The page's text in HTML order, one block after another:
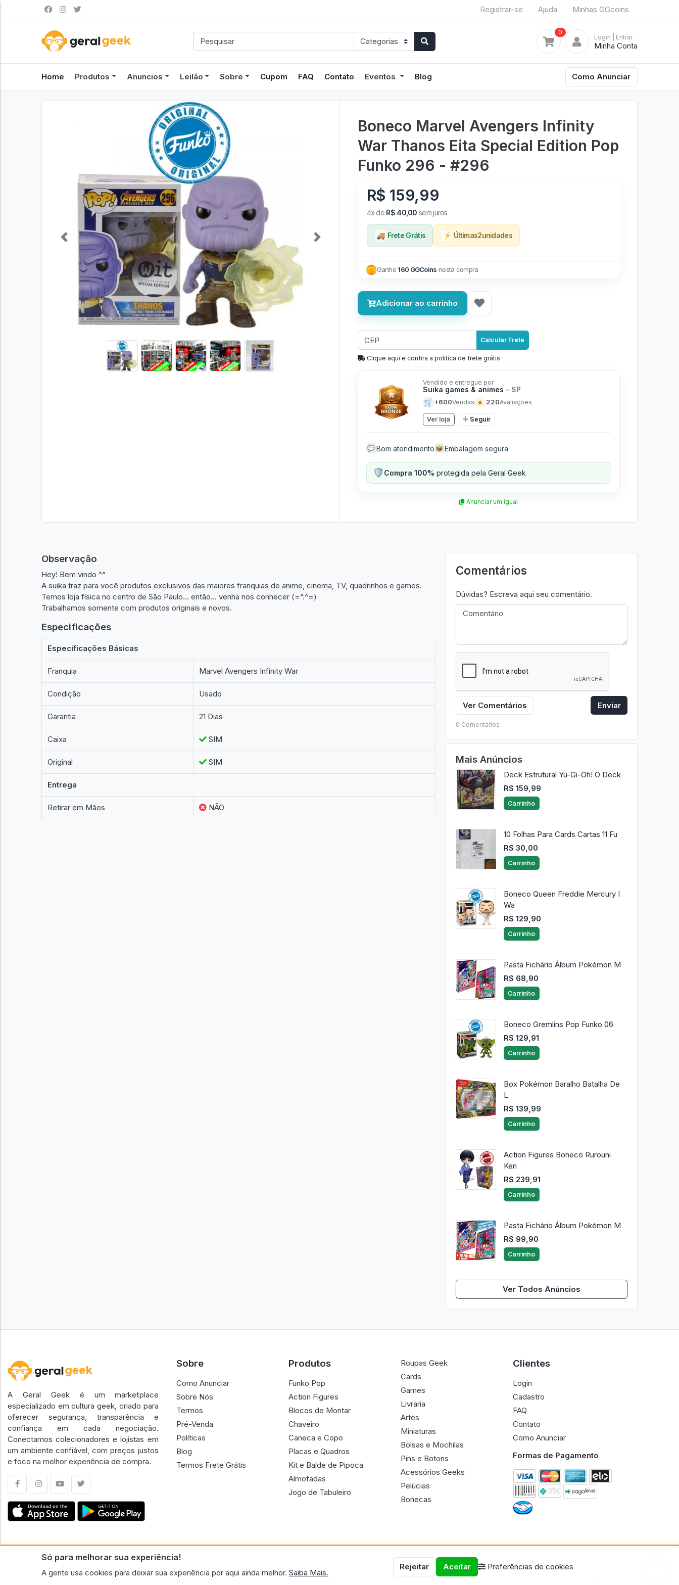
Registrar-se Ajuda Minhas GGcoins
0
Login | Entrar
Minha Conta
Home Produtos Anuncios Leilão Sobre Cupom FAQ Contato Eventos Blog Como Anunciar
Previous Next
Boneco Marvel Avengers Infinity
War Thanos Eita Special Edition Pop
Funko 296 - #296
R$ 159,99
4x de R$ 40,00 sem juros
🚚 Frete Grátis ⚡ Últimas2unidades
Ganhe160 GGCoins nesta compra
Adicionar ao carrinho
Calcular Frete
Clique aqui e confira a politíca de frete grátis
Vendido e entregue por
Suika games & animes - SP
🛒 +600Vendas ★ 220Avaliações
Ver loja Seguir
💬 Bom atendimento 📦 Embalagem segura
🛡️Compra 100% protegida pela Geral Geek
Anunciar um igual
Observação
Hey! Bem vindo ^^
A suika traz para você produtos exclusivos das maiores franquias de anime, cinema, TV, quadrinhos e games.
Temos loja física no centro de São Paulo... então... venha nos conhecer (=^.^=)
Trabalhamos somente com produtos originais e novos.
Especificações
Especificações Básicas
Franquia Marvel Avengers Infinity War
Condição Usado
Garantia 21 Dias
Caixa SIM
Original SIM
Entrega
Retirar em Mãos NÃO
Comentários
Dúvidas? Escreva aqui seu comentário.
Ver Comentários Enviar
0 Comentários
Mais Anúncios
Deck Estrutural Yu-Gi-Oh! O Deck
R$ 159,99
Carrinho
10 Folhas Para Cards Cartas 11 Fu
R$ 30,00
Carrinho
Boneco Queen Freddie Mercury I
Wa
R$ 129,90
Carrinho
Pasta Fichário Álbum Pokémon M
R$ 68,90
Carrinho
Boneco Gremlins Pop Funko 06
R$ 129,91
Carrinho
Box Pokémon Baralho Batalha De
L
R$ 139,99
Carrinho
Action Figures Boneco Rurouni
Ken
R$ 239,91
Carrinho
Pasta Fichário Álbum Pokémon M
R$ 99,90
Carrinho
Ver Todos Anúncios
Só para melhorar sua experiência!
A gente usa cookies para deixar sua experiência por aqui ainda melhor. Saiba Mais.
Rejeitar Aceitar Preferências de cookies
A Geral Geek é um marketplace
especializado em cultura geek, criado para
oferecer segurança, transparência e
confiança em cada negociação.
Conectamos colecionadores e lojistas em
um ambiente confiável, com preços justos
e foco na melhor experiência de compra.
Sobre
Como Anunciar
Sobre Nós
Termos
Pré-Venda
Políticas
Blog
Termos Frete Grátis
Produtos
Funko Pop
Action Figures
Blocos de Montar
Chaveiro
Caneca e Copo
Placas e Quadros
Kit e Balde de Pipoca
Almofadas
Jogo de Tabuleiro
Roupas Geek
Cards
Games
Livraria
Artes
Miniaturas
Bolsas e Mochilas
Pins e Botons
Acessórios Geeks
Pelúcias
Bonecas
Clientes
Login
Cadastro
FAQ
Contato
Como Anunciar
Formas de Pagamento
CNPJ n.º 30.220.458/0001-17 - GERAL GEEK PORTAL ELETRONICO LTDA.